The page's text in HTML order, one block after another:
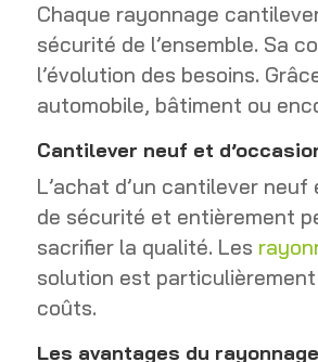
Chaque rayonnage
sécurité de l’ensemble. Sa
l’évolution des besoins.
automobile, bâtiment ou
Cantilever neuf et
L’achat d’un cantilever
de sécurité et entièrement
sacrifier la qualité. Les
solution est
coûts.
Les avantages du